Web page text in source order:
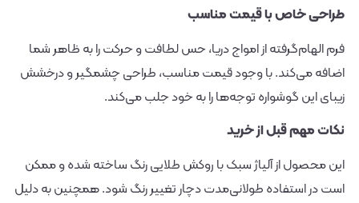
طراحی خاص با قیمت مناسب
فرم الهام‌گرفته از امواج دریا، حس لطافت و حرکت را به ظاهر شما
اضافه می‌کند. با وجود قیمت مناسب، طراحی چشمگیر و درخشش
زیبای این گوشواره توجه‌ها را به خود جلب می‌کند.
نکات مهم قبل از خرید
این محصول از آلیاژ سبک با روکش طلایی رنگ ساخته شده و ممکن
است در استفاده طولانی‌مدت دچار تغییر رنگ شود. همچنین به دلیل